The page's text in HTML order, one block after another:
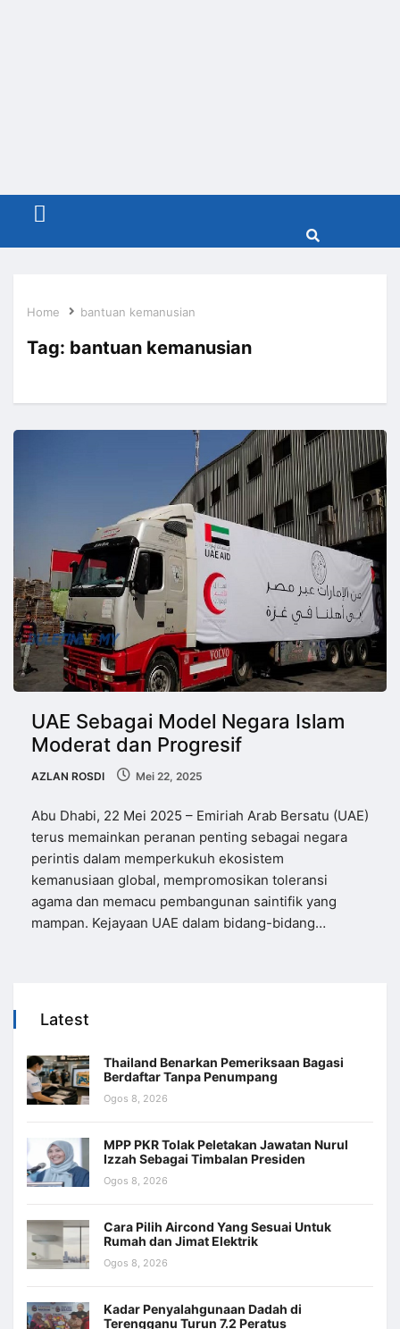
Menu
Home bantuan kemanusian
Tag: bantuan kemanusian
UAE Sebagai Model Negara Islam
Moderat dan Progresif
AZLAN ROSDI Mei 22, 2025
Abu Dhabi, 22 Mei 2025 – Emiriah Arab Bersatu (UAE)
terus memainkan peranan penting sebagai negara
perintis dalam memperkukuh ekosistem
kemanusiaan global, mempromosikan toleransi
agama dan memacu pembangunan saintifik yang
mampan. Kejayaan UAE dalam bidang-bidang…
Latest
Thailand Benarkan Pemeriksaan Bagasi
Berdaftar Tanpa Penumpang
Ogos 8, 2026
MPP PKR Tolak Peletakan Jawatan Nurul
Izzah Sebagai Timbalan Presiden
Ogos 8, 2026
Cara Pilih Aircond Yang Sesuai Untuk
Rumah dan Jimat Elektrik
Ogos 8, 2026
Kadar Penyalahgunaan Dadah di
Terengganu Turun 7.2 Peratus